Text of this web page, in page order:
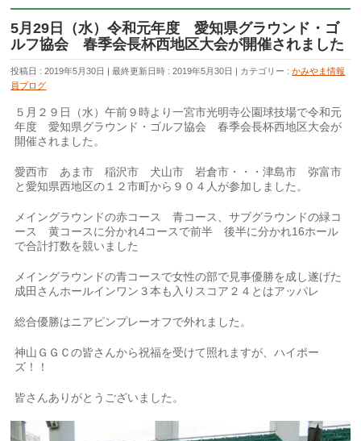
5月29日（水）令和元年度 愛知県グラウンド・ゴ
ルフ協会 春季会長杯西地区大会が開催されました
投稿日 : 2019年5月30日 最終更新日時 : 2019年5月30日 カテゴリー :かみやま情報
員ブログ
５月２９日（水）午前９時より一宮市光明寺公園球技場で令和元
年度 愛知県グラウンド・ゴルフ協会 春季会長杯西地区大会が
開催されました。
愛西市 あま市 稲沢市 犬山市 岩倉市・・・津島市 弥富市
と愛知県西地区の１２市町から９０４人が参加しました。
メイングラウンドの赤コース 青コース、サブグラウンドの緑コ
ース 黄コースに分かれ4コースで前半 後半に分かれ16ホール
で合計打数を競いました
メイングラウンドの青コースで女性の部で見事優勝を成し遂げた
成田さんホールインワン３本も入りスコア２４とはアッパレ
総合優勝はニアピンプレーオフで外れました。
神山ＧＧＣの皆さんから祝福を受けて照れますが、ハイポー
ズ！！
皆さんありがとうございました。